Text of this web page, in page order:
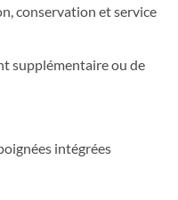
conservation et service
supplémentaire ou de
intégrées